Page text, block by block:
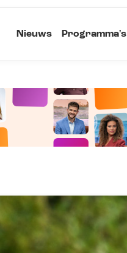
Nieuws Programma's